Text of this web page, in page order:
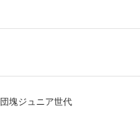
団塊ジュニア世代